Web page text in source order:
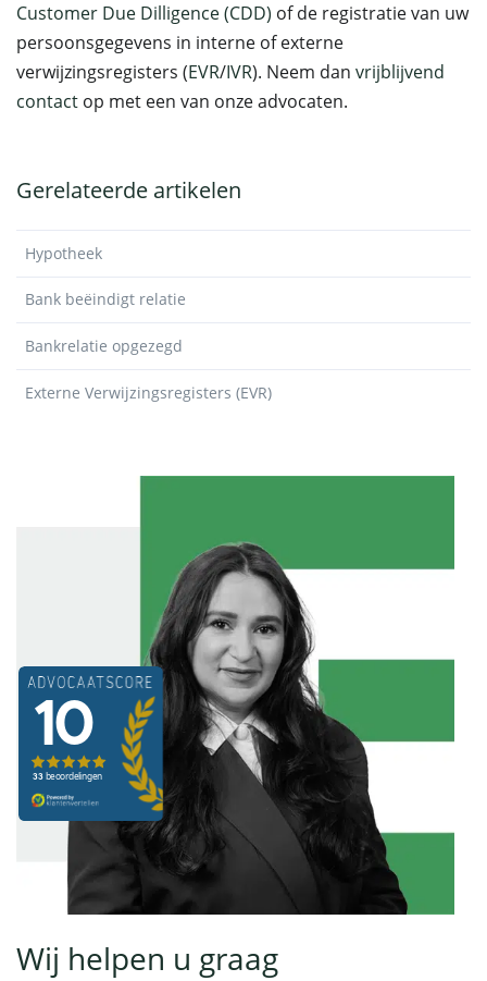
Customer Due Dilligence (CDD) of de registratie van uw
persoonsgegevens in interne of externe
verwijzingsregisters (EVR/IVR). Neem dan vrijblijvend
contact op met een van onze advocaten.
Gerelateerde artikelen
Hypotheek
Bank beëindigt relatie
Bankrelatie opgezegd
Externe Verwijzingsregisters (EVR)
Wij helpen u graag